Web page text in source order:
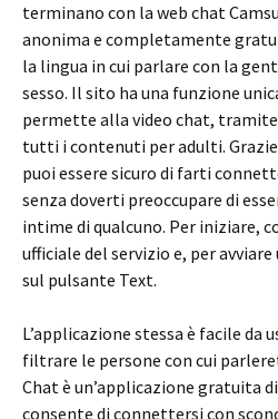
terminano con la web chat
anonima e completamente
la lingua in cui parlare con la
sesso. Il sito ha una funzione
permette alla video chat,
tutti i contenuti per adulti.
puoi essere sicuro di farti
senza doverti preoccupare di
intime di qualcuno. Per iniziare,
ufficiale del servizio e, per
sul pulsante Text.
L’applicazione stessa è facile da
filtrare le persone con cui
Chat è un’applicazione gratuita
consente di connettersi con